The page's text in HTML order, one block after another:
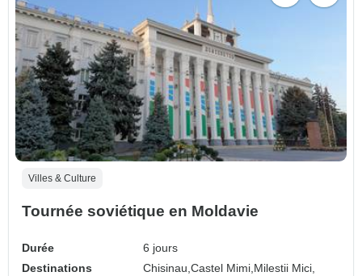
Villes & Culture
Tournée soviétique en Moldavie
Durée
6 jours
Destinations
Chisinau,Castel Mimi,Milestii Mici,